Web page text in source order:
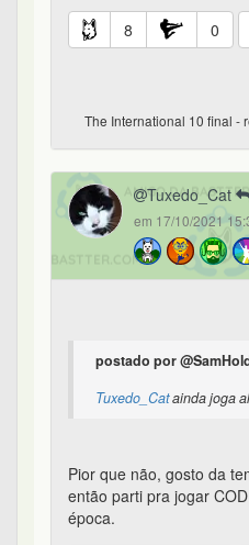
8 0
The International 10 final -
Tuxedo_Cat
em 17/10/2021
postado por
Tuxedo_Catainda joga
Pior que não, gosto da
então parti pra jogar
época.